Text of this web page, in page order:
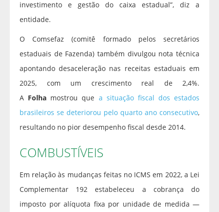
investimento e gestão do caixa estadual”, diz a
entidade.
O Comsefaz (comitê formado pelos secretários
estaduais de Fazenda) também divulgou nota técnica
apontando desaceleração nas receitas estaduais em
2025, com um crescimento real de 2,4%.
A Folha mostrou que a situação fiscal dos estados
brasileiros se deteriorou pelo quarto ano consecutivo,
resultando no pior desempenho fiscal desde 2014.
COMBUSTÍVEIS
Em relação às mudanças feitas no ICMS em 2022, a Lei
Complementar 192 estabeleceu a cobrança do
imposto por alíquota fixa por unidade de medida —